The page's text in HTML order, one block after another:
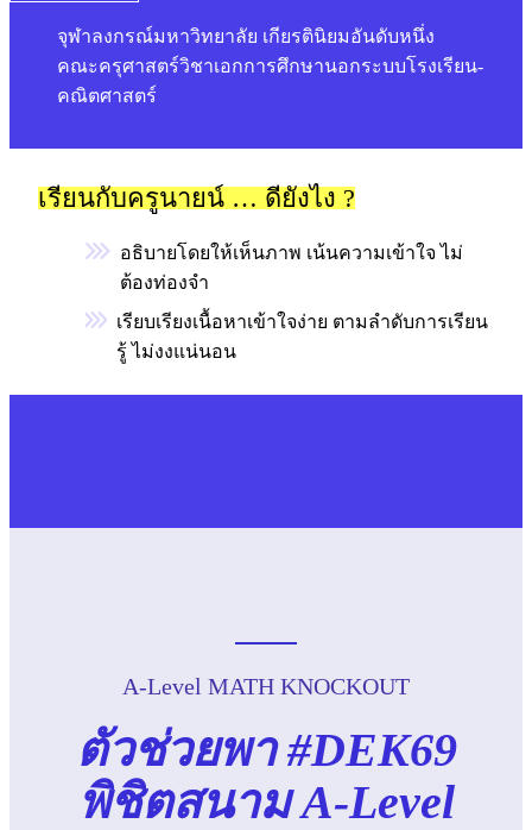
จุฬาลงกรณ์มหาวิทยาลัย เกียรตินิยมอันดับหนึ่ง
คณะครุศาสตร์วิชาเอกการศึกษานอกระบบโรงเรียน-
คณิตศาสตร์
เรียนกับครูนายน์ … ดียังไง ?
อธิบายโดยให้เห็นภาพ เน้นความเข้าใจ ไม่
ต้องท่องจำ
เรียบเรียงเนื้อหาเข้าใจง่าย ตามลำดับการเรียน
รู้ ไม่งงแน่นอน
A-Level MATH KNOCKOUT
ตัวช่วยพา #DEK69
พิชิตสนาม A-Level